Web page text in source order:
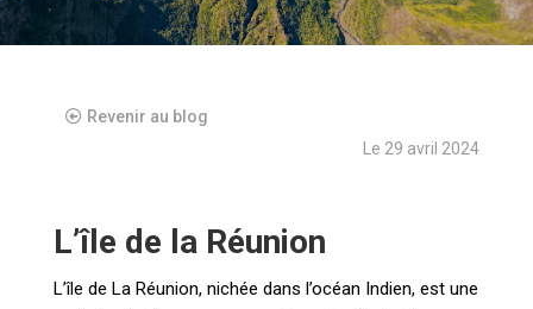
Revenir au blog
Le 29 avril 2024
L’île de la Réunion
L’île de La Réunion, nichée dans l’océan Indien, est une